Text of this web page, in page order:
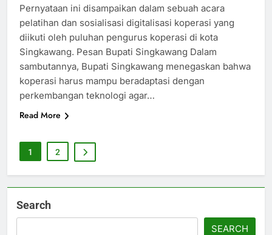
Pernyataan ini disampaikan dalam sebuah acara
pelatihan dan sosialisasi digitalisasi koperasi yang
diikuti oleh puluhan pengurus koperasi di kota
Singkawang. Pesan Bupati Singkawang Dalam
sambutannya, Bupati Singkawang menegaskan bahwa
koperasi harus mampu beradaptasi dengan
perkembangan teknologi agar…
Read More
1 2
Search
SEARCH